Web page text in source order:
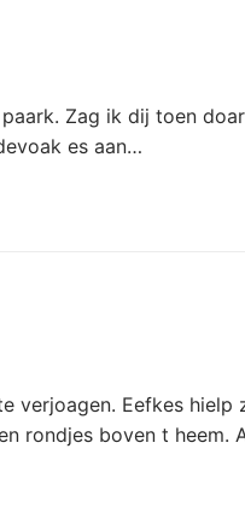
Zag ik dij toen
es aan…
verjoagen. Eefkes hielp
rondjes boven t heem.